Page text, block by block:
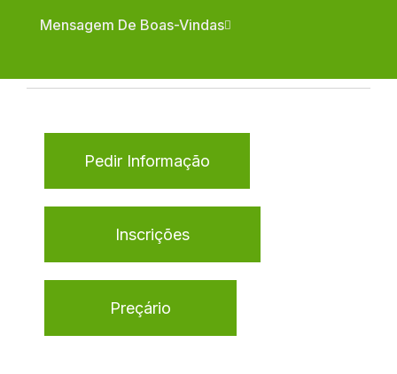
Mensagem De Boas-Vindas
Pedir Informação
Inscrições
Preçário